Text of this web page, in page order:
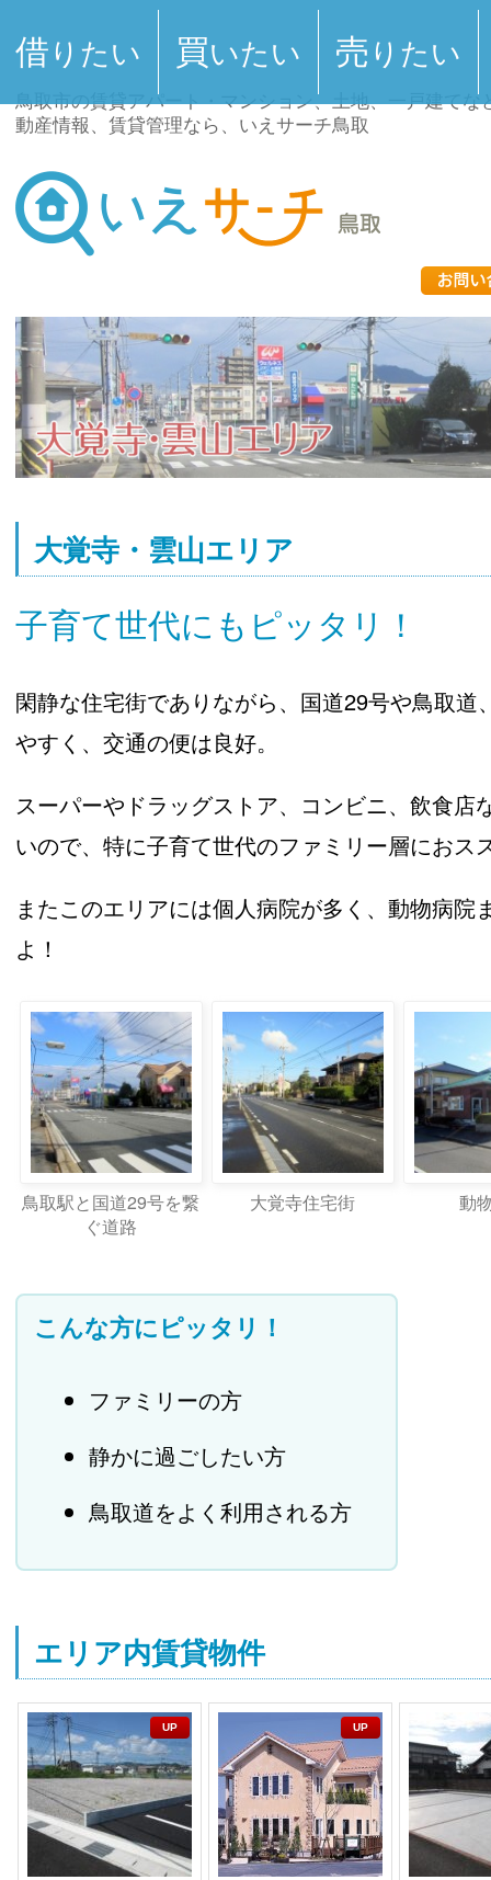
鳥取市の賃貸アパート・マンション、土地、一戸建てな
動産情報、賃貸管理なら、いえサーチ鳥取
大覚寺・雲山エリア
子育て世代にもピッタリ！
閑静な住宅街でありながら、国道29号や鳥取道
やすく、交通の便は良好。
スーパーやドラッグストア、コンビニ、飲食店
いので、特に子育て世代のファミリー層におス
またこのエリアには個人病院が多く、動物病院
よ！
鳥取駅と国道29号を繋
ぐ道路
大覚寺住宅街 動
こんな方にピッタリ！
ファミリーの方
静かに過ごしたい方
鳥取道をよく利用される方
エリア内賃貸物件
UP UP
借 りたい 買いたい 売 りたい